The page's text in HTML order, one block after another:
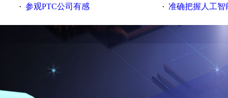
· 参观PTC公司有感 · 准确把握人工